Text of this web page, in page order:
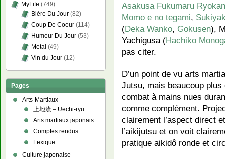
Asakusa Fukumaru
Momo e no tegami,
(Deka Wanko, Gokusen),
Yachigusa (Hachiko
pas citer.
D’un point de vu arts
Jutsu, mais beaucoup
combat à mains nues
comme complément.
clairement l’aspect direct
l’aikijutsu et on voit
pratique aikidô ronde et
MyLife (749)
Bière Du Jour (82)
Coup De Coeur (114)
Humeur Du Jour (53)
Metal (49)
Vin du Jour (12)
Pages
Arts-Martiaux
上地流 – Uechi-ryū
Arts martiaux japonais
Comptes rendus
Lexique
Culture japonaise